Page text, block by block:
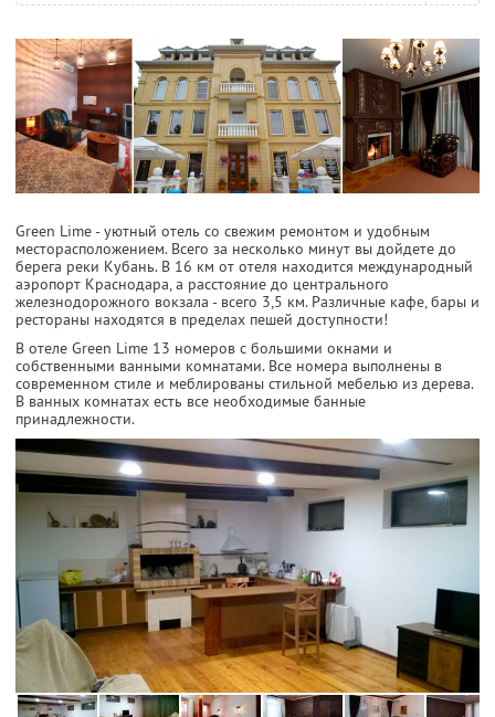
Green Lime - уютный отель со свежим ремонтом и удобным
месторасположением. Всего за несколько минут вы дойдете до
берега реки Кубань. В 16 км от отеля находится международный
аэропорт Краснодара, а расстояние до центрального
железнодорожного вокзала - всего 3,5 км. Различные кафе, бары и
рестораны находятся в пределах пешей доступности!
В отеле Green Lime 13 номеров с большими окнами и
собственными ванными комнатами. Все номера выполнены в
современном стиле и меблированы стильной мебелью из дерева.
В ванных комнатах есть все необходимые банные
принадлежности.